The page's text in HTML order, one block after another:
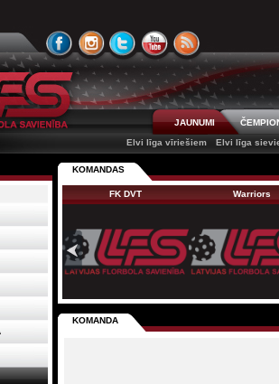
JAUNUMI
Elvi līga vīriešiem
Elvi līga
KOMANDAS
FK DVT Warriors
KOMANDA